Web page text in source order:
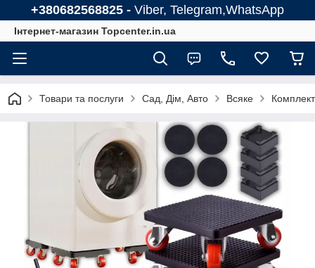
+380682568825 - Viber, Telegram,WhatsApp
Інтернет-магазин Topcenter.in.ua
Товари та послуги Сад, Дім, Авто Всяке